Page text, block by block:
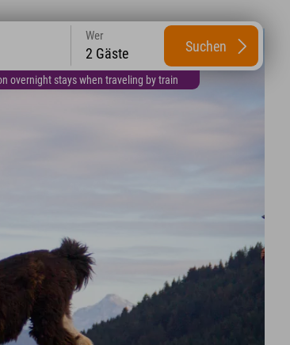
overnight stays when traveling by train
Wer
2 Gäste Suchen